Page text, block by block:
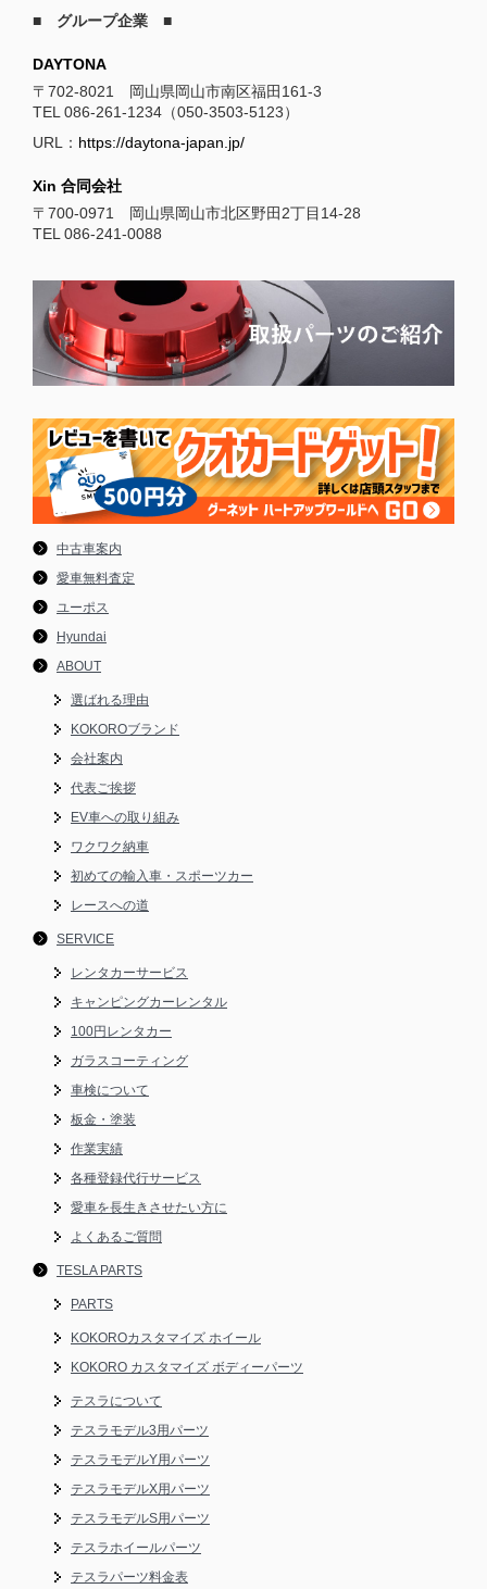
■ グループ企業 ■
DAYTONA
〒702-8021 岡山県岡山市南区福田161-3
TEL 086-261-1234（050-3503-5123）
URL： https://daytona-japan.jp/
Xin 合同会社
〒700-0971 岡山県岡山市北区野田2丁目14-28
TEL 086-241-0088
中古車案内
愛車無料査定
ユーポス
Hyundai
ABOUT
選ばれる理由
KOKOROブランド
会社案内
代表ご挨拶
EV車への取り組み
ワクワク納車
初めての輸入車・スポーツカー
レースへの道
SERVICE
レンタカーサービス
キャンピングカーレンタル
100円レンタカー
ガラスコーティング
車検について
板金・塗装
作業実績
各種登録代行サービス
愛車を長生きさせたい方に
よくあるご質問
TESLA PARTS
PARTS
KOKOROカスタマイズ ホイール
KOKORO カスタマイズ ボディーパーツ
テスラについて
テスラモデル3用パーツ
テスラモデルY用パーツ
テスラモデルX用パーツ
テスラモデルS用パーツ
テスラホイールパーツ
テスラパーツ料金表